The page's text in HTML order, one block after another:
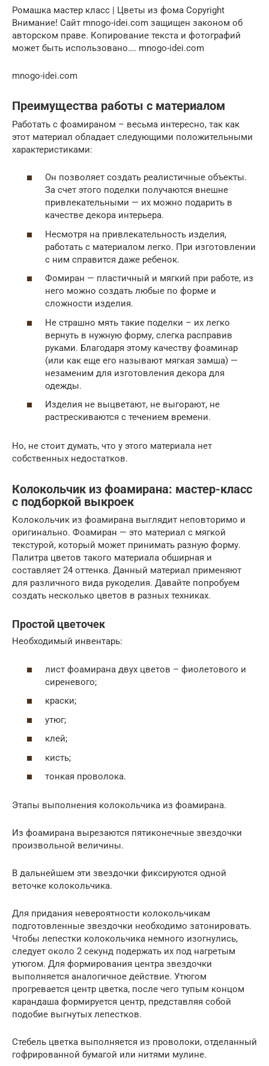
Ромашка мастер класс | Цветы из фома Copyright
Внимание! Сайт mnogo-idei.com защищен законом об
авторском праве. Копирование текста и фотографий
может быть использовано…. mnogo-idei.com
mnogo-idei.com
Преимущества работы с материалом
Работать с фоамираном – весьма интересно, так как
этот материал обладает следующими положительными
характеристиками:
Он позволяет создать реалистичные объекты.
За счет этого поделки получаются внешне
привлекательными — их можно подарить в
качестве декора интерьера.
Несмотря на привлекательность изделия,
работать с материалом легко. При изготовлении
с ним справится даже ребенок.
Фомиран — пластичный и мягкий при работе, из
него можно создать любые по форме и
сложности изделия.
Не страшно мять такие поделки – их легко
вернуть в нужную форму, слегка расправив
руками. Благодаря этому качеству фоаминар
(или как еще его называют мягкая замша) —
незаменим для изготовления декора для
одежды.
Изделия не выцветают, не выгорают, не
растрескиваются с течением времени.
Но, не стоит думать, что у этого материала нет
собственных недостатков.
Колокольчик из фоамирана: мастер-класс
с подборкой выкроек
Колокольчик из фоамирана выглядит неповторимо и
оригинально. Фоамиран — это материал с мягкой
текстурой, который может принимать разную форму.
Палитра цветов такого материала обширная и
составляет 24 оттенка. Данный материал применяют
для различного вида рукоделия. Давайте попробуем
создать несколько цветов в разных техниках.
Простой цветочек
Необходимый инвентарь:
лист фоамирана двух цветов – фиолетового и
сиреневого;
краски;
утюг;
клей;
кисть;
тонкая проволока.
Этапы выполнения колокольчика из фоамирана.
Из фоамирана вырезаются пятиконечные звездочки
произвольной величины.
В дальнейшем эти звездочки фиксируются одной
веточке колокольчика.
Для придания невероятности колокольчикам
подготовленные звездочки необходимо затонировать.
Чтобы лепестки колокольчика немного изогнулись,
следует около 2 секунд подержать их под нагретым
утюгом. Для формирования центра звездочки
выполняется аналогичное действие. Утюгом
прогревается центр цветка, после чего тупым концом
карандаша формируется центр, представляя собой
подобие выгнутых лепестков.
Стебель цветка выполняется из проволоки, отделанный
гофрированной бумагой или нитями мулине.